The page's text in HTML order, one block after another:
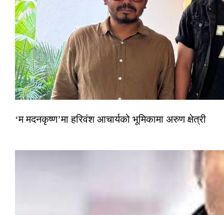
‘म मदनकृष्ण’मा हरिवंश आचार्यको भूमिकामा अरुण क्षेत्री